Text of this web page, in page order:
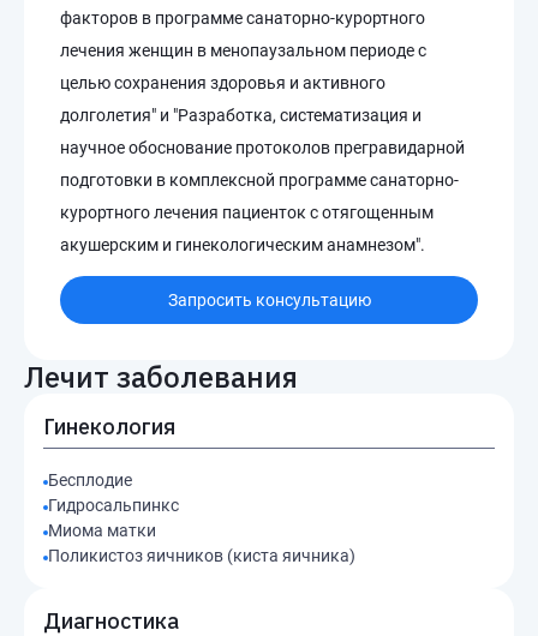
факторов в программе санаторно-курортного
лечения женщин в менопаузальном периоде с
целью сохранения здоровья и активного
долголетия" и "Разработка, систематизация и
научное обоснование протоколов прегравидарной
подготовки в комплексной программе санаторно-
курортного лечения пациенток с отягощенным
акушерским и гинекологическим анамнезом".
Запросить консультацию
Лечит заболевания
Гинекология
Бесплодие
Гидросальпинкс
Миома матки
Поликистоз яичников (киста яичника)
Диагностика